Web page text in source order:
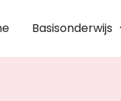
Basisonderwijs